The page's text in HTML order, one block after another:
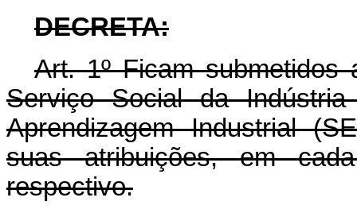
DECRETA:
Art. 1º Ficam submetidos
Serviço Social da
Aprendizagem Industrial
suas atribuições, em
respectivo.